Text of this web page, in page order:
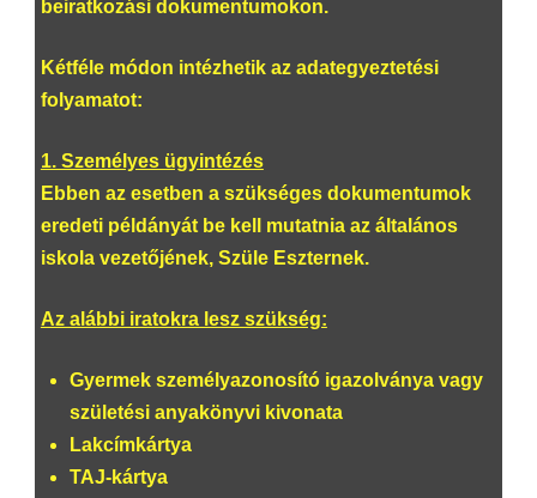
beiratkozási dokumentumokon.
Kétféle módon intézhetik az adategyeztetési
folyamatot:
1. Személyes ügyintézés
Ebben az esetben a szükséges dokumentumok
eredeti példányát be kell mutatnia az általános
iskola vezetőjének, Szüle Eszternek.
Az alábbi iratokra lesz szükség:
Gyermek személyazonosító igazolványa vagy
születési anyakönyvi kivonata
Lakcímkártya
TAJ-kártya